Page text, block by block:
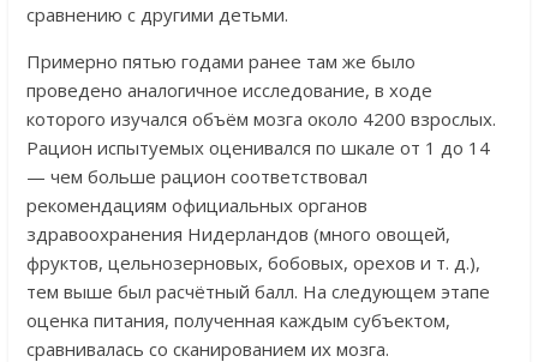
сравнению с другими детьми.
Примерно пятью годами ранее там же было
проведено аналогичное исследование, в ходе
которого изучался объём мозга около 4200 взрослых.
Рацион испытуемых оценивался по шкале от 1 до 14
— чем больше рацион соответствовал
рекомендациям официальных органов
здравоохранения Нидерландов (много овощей,
фруктов, цельнозерновых, бобовых, орехов и т. д.),
тем выше был расчётный балл. На следующем этапе
оценка питания, полученная каждым субъектом,
сравнивалась со сканированием их мозга.